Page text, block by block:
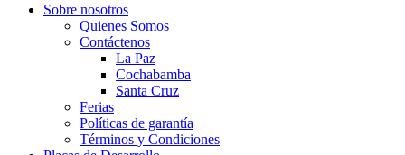
Sobre nosotros
Quienes Somos
Contáctenos
La Paz
Cochabamba
Santa Cruz
Ferias
Políticas de garantía
Términos y Condiciones